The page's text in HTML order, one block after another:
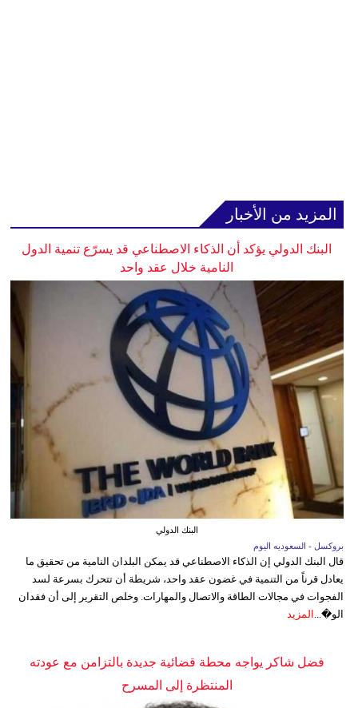
المزيد من الأخبار
البنك الدولي يؤكد أن الذكاء الاصطناعي قد يسرّع تنمية الدول
النامية خلال عقد واحد
البنك الدولي
بروكسل - السعوديه اليوم
قال البنك الدولي إن الذكاء الاصطناعي قد يمكن البلدان النامية من تحقيق ما
يعادل قرناً من التنمية في غضون عقد واحد، شريطة أن تتحرك بسرعة لسد
الفجوات في مجالات الطاقة والاتصال والمهارات. وخلص التقرير إلى أن فقدان
الو�...
المزيد
فضل شاكر يواجه محطة قضائية جديدة بالتزامن مع عودته
المنتظرة إلى المسرح